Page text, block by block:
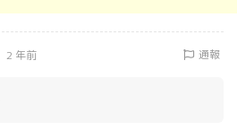
2 年前 通報